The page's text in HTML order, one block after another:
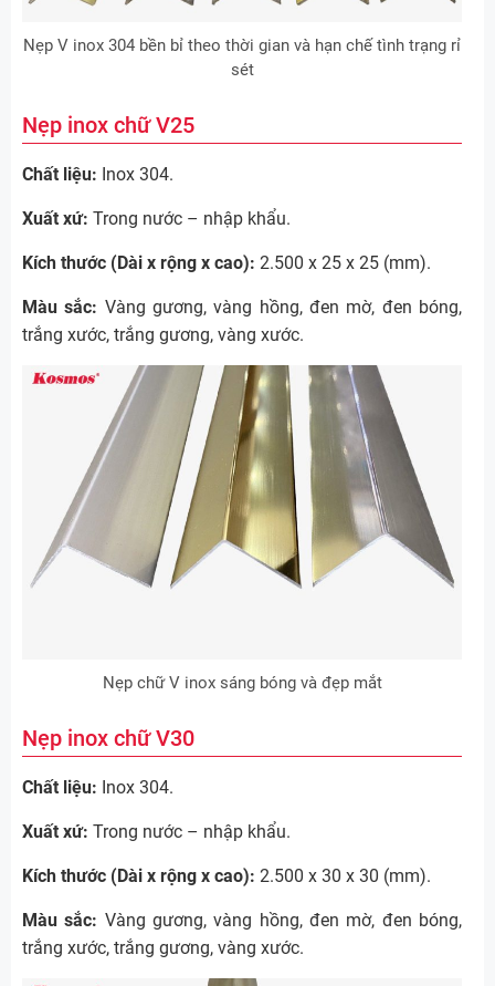
Nẹp V inox 304 bền bỉ theo thời gian và hạn chế tình trạng rỉ
sét
Nẹp inox chữ V25
Chất liệu: Inox 304.
Xuất xứ: Trong nước – nhập khẩu.
Kích thước (Dài x rộng x cao): 2.500 x 25 x 25 (mm).
Màu sắc: Vàng gương, vàng hồng, đen mờ, đen bóng,
trắng xước, trắng gương, vàng xước.
Nẹp chữ V inox sáng bóng và đẹp mắt
Nẹp inox chữ V30
Chất liệu: Inox 304.
Xuất xứ: Trong nước – nhập khẩu.
Kích thước (Dài x rộng x cao): 2.500 x 30 x 30 (mm).
Màu sắc: Vàng gương, vàng hồng, đen mờ, đen bóng,
trắng xước, trắng gương, vàng xước.